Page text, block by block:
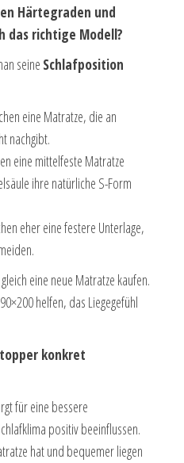
Härtegraden und
das richtige Modell?
seine Schlafposition
eine Matratze, die an
nachgibt.
eine mittelfeste Matratze
ihre natürliche S-Form
eher eine festere Unterlage,
eine neue Matratze kaufen.
helfen, das Liegegefühl
konkret
für eine bessere
positiv beeinflussen.
hat und bequemer liegen